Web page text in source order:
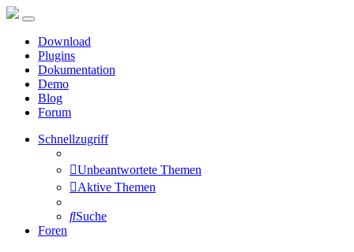
Download
Plugins
Dokumentation
Demo
Blog
Forum
Schnellzugriff
Unbeantwortete Themen
Aktive Themen
Suche
Foren